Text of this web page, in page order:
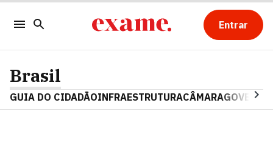
Entrar
Brasil
GUIA DO CIDADÃOINFRAESTRUTURACÂMARAGOVERNO